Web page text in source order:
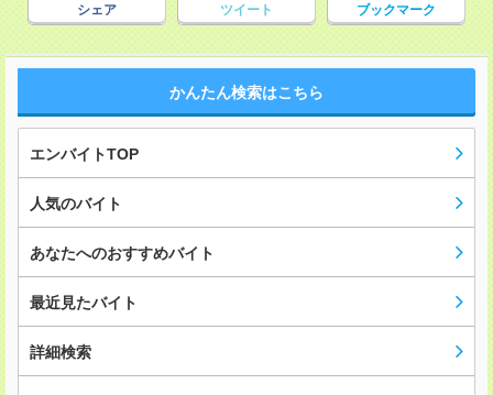
シェア ツイート ブックマーク
かんたん検索はこちら
エンバイトTOP
人気のバイト
あなたへのおすすめバイト
最近見たバイト
詳細検索